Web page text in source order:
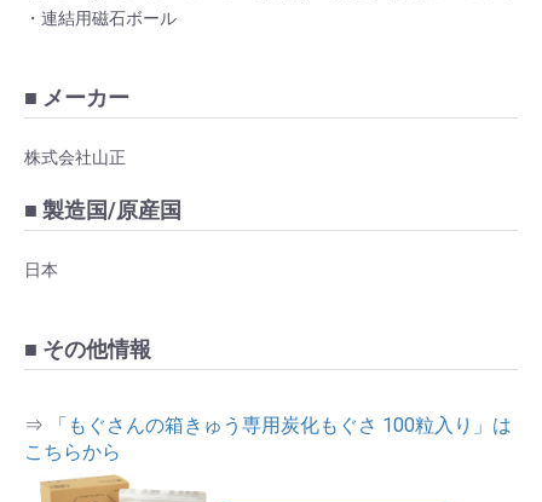
・連結用磁石ボール
■ メーカー
株式会社山正
■ 製造国/原産国
日本
■ その他情報
⇒
「もぐさんの箱きゅう専用炭化もぐさ 100粒入り」は
こちらから